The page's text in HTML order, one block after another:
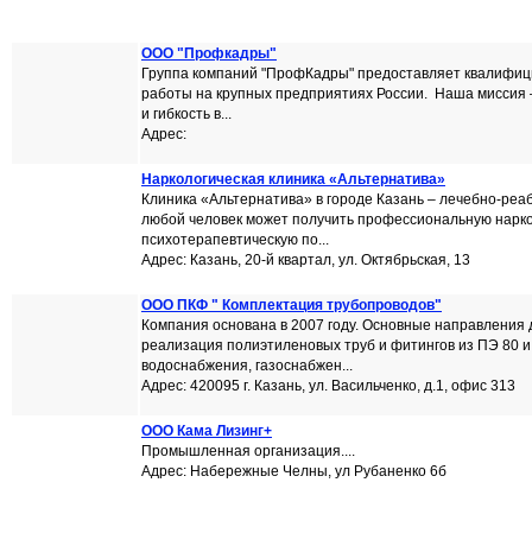
ООО "Профкадры"
Группа компаний "ПрофКадры" предоставляет
работы на крупных предприятиях России. Наша миссия
и гибкость в...
Адрес:
Наркологическая клиника «Альтернатива»
Клиника «Альтернатива» в городе Казань – лечебно-
любой человек может получить профессиональную
психотерапевтическую по...
Адрес: Казань, 20-й квартал, ул. Октябрьская, 13
ООО ПКФ " Комплектация трубопроводов"
Компания основана в 2007 году. Основные направления
реализация полиэтиленовых труб и фитингов из ПЭ 80
водоснабжения, газоснабжен...
Адрес: 420095 г. Казань, ул. Васильченко, д.1, офис 313
ООО Кама Лизинг+
Промышленная организация....
Адрес: Набережные Челны, ул Рубаненко 6б